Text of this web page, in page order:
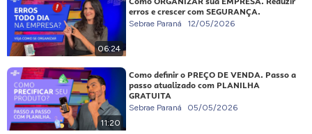
06:24
erros e crescer com SEGURANÇA.
Sebrae Paraná 12/05/2026
11:20
Como definir o PREÇO DE VENDA. Passo a
passo atualizado com PLANILHA
GRATUITA
Sebrae Paraná 05/05/2026